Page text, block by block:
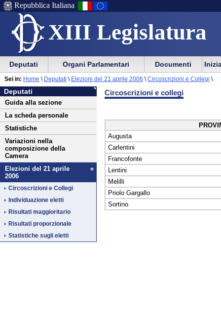
XIII Legislatura
Menu
di
ausilio
alla
navigazione
Vai
Menu
di
navigazione
principale
Repubblica Italiana
Menu
di
navigazione
principale
Vai
menu
di
sezione
Deputati Organi Parlamentari Documenti
Deputati
Vai
al
contenuto
Deputati
Guida alla sezione
La scheda personale
Statistiche
Variazioni nella
composizione della
Camera
Elezioni del 21 aprile
2006
Circoscrizioni e Collegi
Individuazione eletti
Risultati maggioritario
Risultati proporzionale
Statistiche sugli eletti
Sei in: Home \ Deputati \ Elezioni del 21 aprile 2006 \ Circoscrizioni e Collegi \
Circoscrizioni e collegi
Augusta
Carlentini
Francofonte
Lentini
Melilli
Priolo Gargallo
Sortino